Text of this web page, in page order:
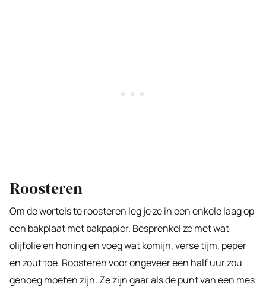
Roosteren
Om de wortels te roosteren leg je ze in een enkele laag op
een bakplaat met bakpapier. Besprenkel ze met wat
olijfolie en honing en voeg wat komijn, verse tijm, peper
en zout toe. Roosteren voor ongeveer een half uur zou
genoeg moeten zijn. Ze zijn gaar als de punt van een mes